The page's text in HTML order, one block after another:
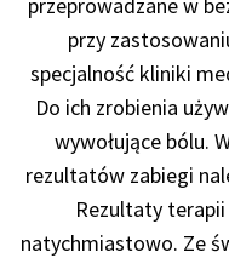
przy
specjalność kliniki
Do ich zrobienia
wywołujące bólu.
rezultatów zabiegi
Rezultaty
natychmiastowo. Ze